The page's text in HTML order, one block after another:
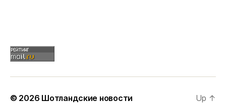
© 2026 Шотландские новости Up ↑